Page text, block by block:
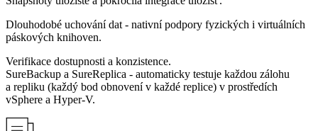
Dlouhodobé uchování dat - nativní podpory fyzických i virtuálních
páskových knihoven.
Verifikace dostupnosti a konzistence.
SureBackup a SureReplica - automaticky testuje každou zálohu
a repliku (každý bod obnovení v každé replice) v prostředích
vSphere a Hyper-V.